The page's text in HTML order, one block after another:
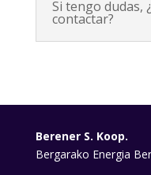
Si tengo dudas,
contactar?
Berener S. Koop.
Bergarako Energia